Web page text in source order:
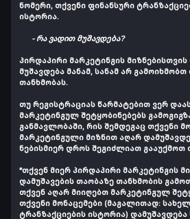
ნომერი, თქვენი ფინანსური
ისტორია.
- რა ვადით მუშავდება?
პირდაპირი მარკეტინგის მიზნებისთვის
მუშავდება მანამ, სანამ არ
თანხმობას.
თუ რეგისტრაციას წარმატებით ვერ
მარკეტინგულ შეტყობინებებს
განმავლობაში, რის შემდეგაც თქვენი
მარკეტინგული მიზნით აღარ
ნებისმიერ დროს შეგიძლიათ გააუქმოთ
*თქვენ მიერ პირდაპირი მარკეტინგის
დამუშავების თაობაზე თანხმობის
თქვენ აღარ მიიღებთ მარკეტინგულ
თქვენი მონაცემები (მაგალითად:
ტრანზაქციების ისტორია)